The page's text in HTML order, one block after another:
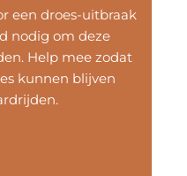
een droes-uitbraak
nodig om deze
Help mee zodat
kunnen blijven